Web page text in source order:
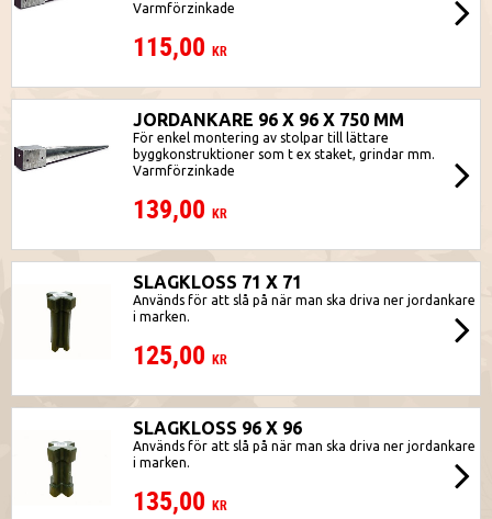
Varmförzinkade
115,00 KR
JORDANKARE 96 X 96 X 750 MM
För enkel montering av stolpar till lättare
byggkonstruktioner som t ex staket, grindar mm.
Varmförzinkade
139,00 KR
SLAGKLOSS 71 X 71
Används för att slå på när man ska driva ner jordankare
i marken.
125,00 KR
SLAGKLOSS 96 X 96
Används för att slå på när man ska driva ner jordankare
i marken.
135,00 KR